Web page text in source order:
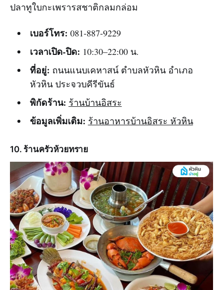
ปลาทูใบกะเพรารสชาติกลมกล่อม
เบอร์โทร: 081-887-9229
เวลาเปิด-ปิด: 10:30–22:00 น.
ที่อยู่: ถนนแนบเคหาสน์ ตำบลหัวหิน อำเภอ
หัวหิน ประจวบคีรีขันธ์
พิกัดร้าน: ร้านบ้านอิสระ
ข้อมูลเพิ่มเติม: ร้านอาหารบ้านอิสระ หัวหิน
10. ร้านครัวห้วยทราย